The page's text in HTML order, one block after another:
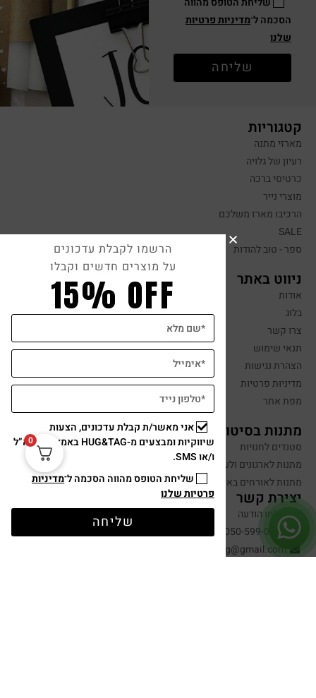
הסכמה ל־מדיניות פרטיות
שלנו
שליחה
קטגוריות
מארזי מתנה
רעיון של גלויה
כרטיסי ברכה
מוצרי נייר
הרכיבו מארז משלכם
SALE
ספר - טוב להודות
ניווט באתר
אודות
בלוג
צרו קשר
תנאי שימוש
הצהרת נגישות
מדיניות פרטיות
מפת אתר
מתנות בסיטונאות
סטנדים לחנויות
מתנות לארגונים ולעובדים
מתנות לאורחים באירועים
יצירת קשר
שלחו הודעה
050-599-0088
hugandtag@gmail.com
0
הרשמו לקבלת עדכונים
על מוצרים חדשים וקבלו
15% OFF
אני מאשר/ת קבלת עדכונים, הצעות
שיווקיות ומבצעים מ-HUG&TAG באמצעות דוא”ל
ו/או SMS.
שליחת הטופס מהווה הסכמה ל־מדיניות
פרטיות שלנו
שליחה